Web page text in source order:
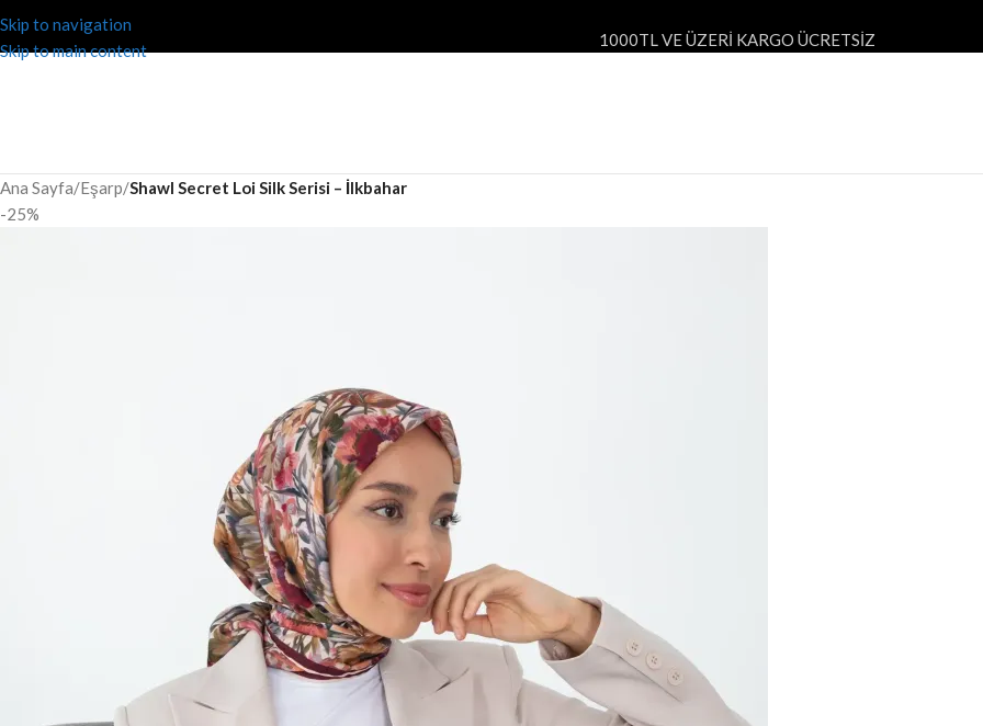
Skip to navigation
Skip to main content
1000TL VE ÜZERİ KARGO ÜCRETSİZ
Ana Sayfa/Eşarp/Shawl Secret Loi Silk Serisi – İlkbahar
-25%